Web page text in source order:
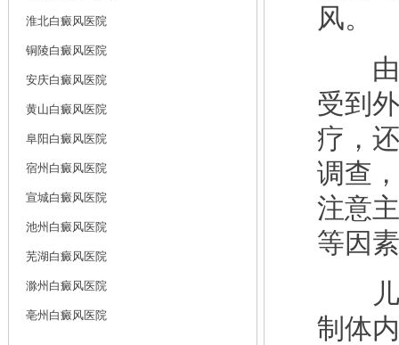
淮北白癜风医院
铜陵白癜风医院
安庆白癜风医院
黄山白癜风医院
阜阳白癜风医院
宿州白癜风医院
宣城白癜风医院
池州白癜风医院
芜湖白癜风医院
滁州白癜风医院
亳州白癜风医院
风。
由于
受到
疗，
调查
注意
等因
儿童
制体